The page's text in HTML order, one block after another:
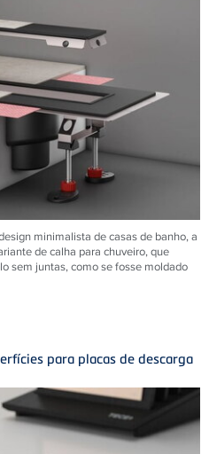
minimalista de casas de banho, a
de calha para chuveiro, que
sem juntas, como se fosse moldado
para placas de descarga